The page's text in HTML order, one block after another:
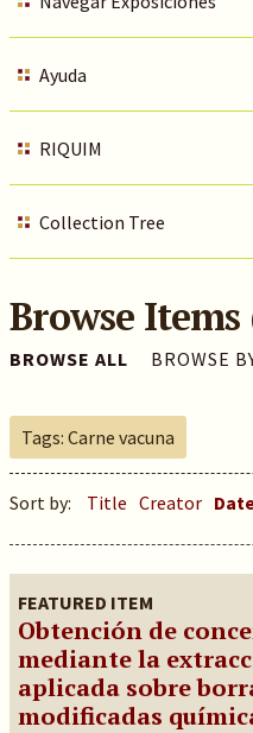
Ayuda
RIQUIM
Collection Tree
Browse
BROWSE ALL BROWSE
Tags: Carne vacuna
Sort by: Title Creator
FEATURED ITEM
Obtención de
mediante la
aplicada sobre
modificadas